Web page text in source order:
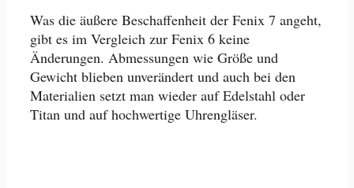
Was die äußere Beschaffenheit der Fenix 7 angeht,
gibt es im Vergleich zur Fenix 6 keine
Änderungen. Abmessungen wie Größe und
Gewicht blieben unverändert und auch bei den
Materialien setzt man wieder auf Edelstahl oder
Titan und auf hochwertige Uhrengläser.